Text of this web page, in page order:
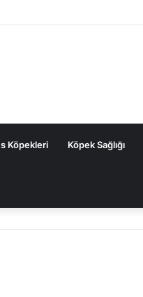
Sık Sorulan Sorular ve Cevaplar
Köpekleri Köpek Sağlığı